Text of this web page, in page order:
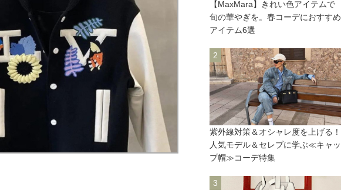
【MaxMara】きれい色アイテムで
旬の華やぎを。春コーデにおすすめ
アイテム6選
紫外線対策＆オシャレ度を上げる！
人気モデル＆セレブに学ぶ≪キャッ
プ帽≫コーデ特集